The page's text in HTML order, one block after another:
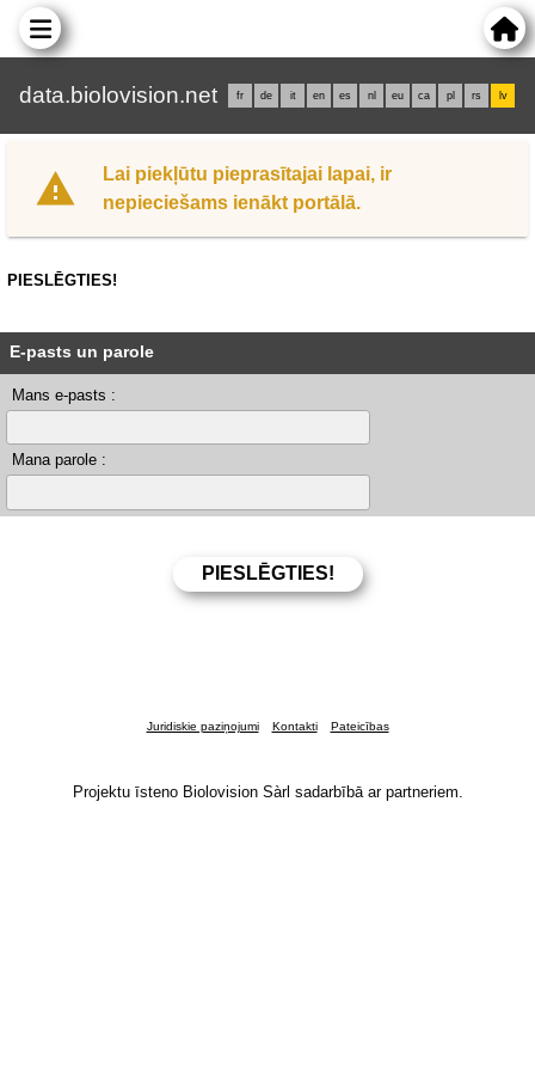
data.biolovision.net fr de it en es nl eu ca pl rs lv
Lai piekļūtu pieprasītajai lapai, ir
nepieciešams ienākt portālā.
PIESLĒGTIES!
E-pasts un parole
Mans e-pasts :
Mana parole :
Juridiskie paziņojumi Kontakti Pateicības
Projektu īsteno Biolovision Sàrl sadarbībā ar partneriem.